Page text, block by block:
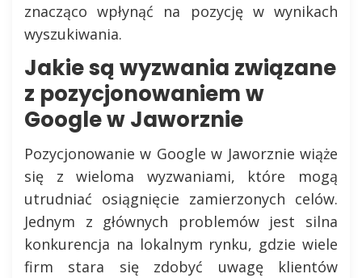
znacząco wpłynąć na pozycję w wynikach
wyszukiwania.
Jakie są wyzwania związane
z pozycjonowaniem w
Google w Jaworznie
Pozycjonowanie w Google w Jaworznie wiąże
się z wieloma wyzwaniami, które mogą
utrudniać osiągnięcie zamierzonych celów.
Jednym z głównych problemów jest silna
konkurencja na lokalnym rynku, gdzie wiele
firm stara się zdobyć uwagę klientów